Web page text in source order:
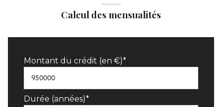
Calcul des mensualités
Montant du crédit (en €)*
Durée (années)*